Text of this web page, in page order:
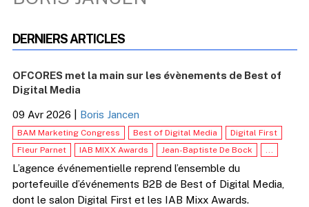
DERNIERS ARTICLES
OFCORES met la main sur les évènements de Best of
Digital Media
09 Avr 2026 Boris Jancen
BAM Marketing Congress Best of Digital Media
Digital First
Fleur Parnet
IAB MIXX Awards Jean-Baptiste De Bock ...
L’agence événementielle reprend l’ensemble du
portefeuille d’événements B2B de Best of Digital Media,
dont le salon Digital First et les IAB Mixx Awards.